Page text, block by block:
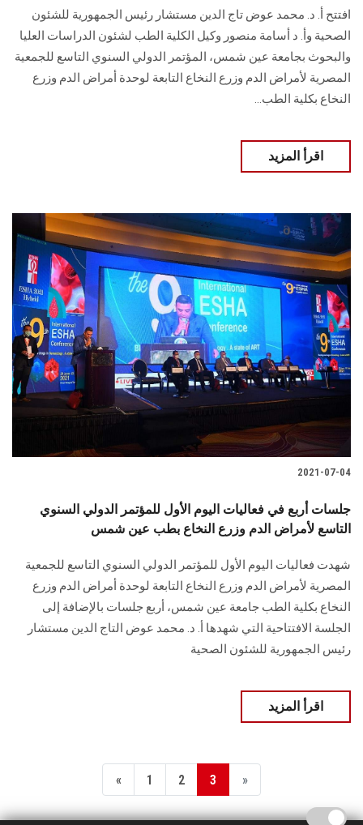
افتتح أ. د. محمد عوض تاج الدين مستشار رئيس الجمهورية للشئون
الصحية وأ. د أسامة منصور وكيل الكلية الطب لشئون الدراسات العليا
والبحوث بجامعة عين شمس، المؤتمر الدولي السنوي التاسع للجمعية
المصرية لأمراض الدم وزرع النخاع التابعة لوحدة أمراض الدم وزرع
النخاع بكلية الطب...
اقرأ المزيد
2021-07-04
جلسات أربع في فعاليات اليوم الأول للمؤتمر الدولي السنوي
التاسع لأمراض الدم وزرع النخاع بطب عين شمس
شهدت فعاليات اليوم الأول للمؤتمر الدولي السنوي التاسع للجمعية
المصرية لأمراض الدم وزرع النخاع التابعة لوحدة أمراض الدم وزرع
النخاع بكلية الطب جامعة عين شمس، أربع جلسات بالإضافة إلى
الجلسة الافتتاحية التي شهدها أ. د. محمد عوض التاج الدين مستشار
رئيس الجمهورية للشئون الصحية
اقرأ المزيد
« 1 2 3 »